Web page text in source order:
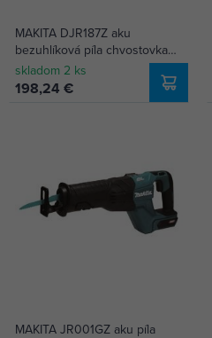
MAKITA DJR187Z aku
bezuhlíková píla chvostovka
18V Li-ion, bez batérie
skladom 2 ks
198,24 €
MAKITA JR001GZ aku píla